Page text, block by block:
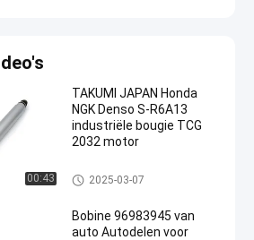
00:43
TAKUMI JAPAN Honda
NGK Denso S-R6A13
industriële bougie TCG
2032 motor
Autobougies
2025-03-07
Bobine 96983945 van
auto Autodelen voor